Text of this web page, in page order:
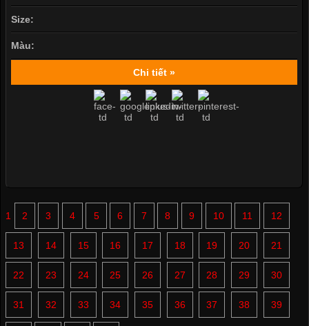
Size:
Màu:
Chi tiết »
1 2 3 4 5 6 7 8 9 10 11 12
13 14 15 16 17 18 19 20 21
22 23 24 25 26 27 28 29 30
31 32 33 34 35 36 37 38 39